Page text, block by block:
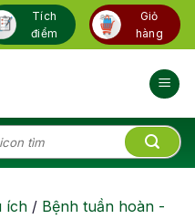
Tích
điểm
Giỏ
hàng
ích/ Bệnh tuần hoàn -